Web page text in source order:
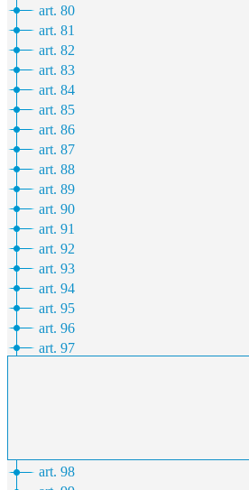
art. 80
art. 81
art. 82
art. 83
art. 84
art. 85
art. 86
art. 87
art. 88
art. 89
art. 90
art. 91
art. 92
art. 93
art. 94
art. 95
art. 96
art. 97
art. 98